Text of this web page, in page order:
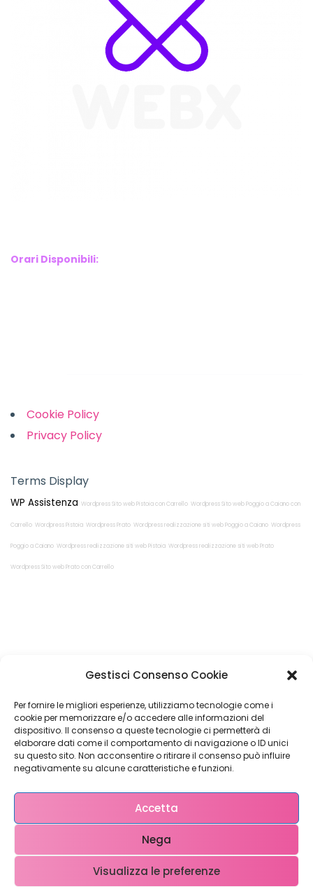
Gestisci Consenso Cookie
Per fornire le migliori esperienze, utilizziamo tecnologie come i
cookie per memorizzare e/o accedere alle informazioni del
dispositivo. Il consenso a queste tecnologie ci permetterà di
elaborare dati come il comportamento di navigazione o ID unici
su questo sito. Non acconsentire o ritirare il consenso può influire
negativamente su alcune caratteristiche e funzioni.
Accetta
Nega
Visualizza le preferenze
Orari Disponibili:
Cookie Policy
Privacy Policy
Terms Display
WP Assistenza Wordpress Sito web Pistoia con Carrello Wordpress Sito web Poggio a Caiano con
Carrello Wordpress Pistoia Wordpress Prato Wordpress realizzazione siti web Poggio a Caiano Wordpress
Poggio a Caiano Wordpress realizzazione siti web Pistoia Wordpress realizzazione siti web Prato
Wordpress Sito web Prato con Carrello
Restiamo in
contatto!
Come possiamo Aiutarti?
Copyright © 2023 WebX – P.iva 0708951048 – info@ webx.it